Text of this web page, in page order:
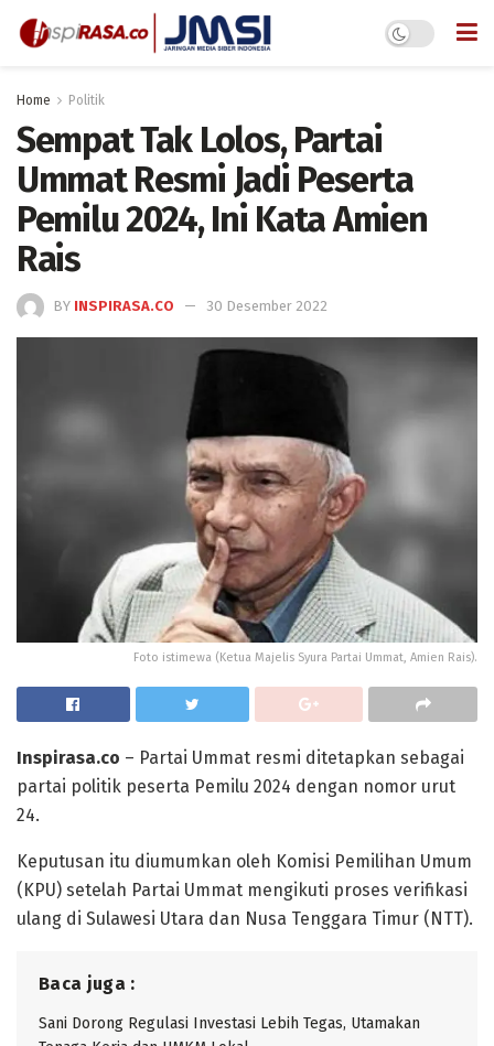
Home Politik
Sempat Tak Lolos, Partai
Ummat Resmi Jadi Peserta
Pemilu 2024, Ini Kata Amien
Rais
BY INSPIRASA.CO 30 Desember 2022
Foto istimewa (Ketua Majelis Syura Partai Ummat, Amien Rais).
Inspirasa.co – Partai Ummat resmi ditetapkan sebagai
partai politik peserta Pemilu 2024 dengan nomor urut
24.
Keputusan itu diumumkan oleh Komisi Pemilihan Umum
(KPU) setelah Partai Ummat mengikuti proses verifikasi
ulang di Sulawesi Utara dan Nusa Tenggara Timur (NTT).
Baca juga :
Sani Dorong Regulasi Investasi Lebih Tegas, Utamakan